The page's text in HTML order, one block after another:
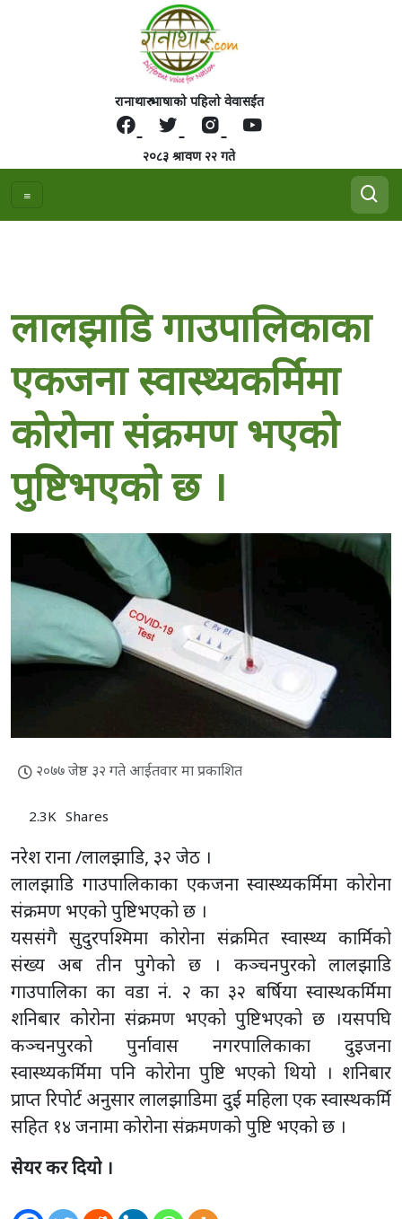
रानाथारु भाषाको पहिलो वेवासईत
२०८३ श्रावण २२ गते
लालझाडि गाउपालिकाका
एकजना स्वास्थ्यकर्मिमा
कोरोना संक्रमण भएको
पुष्टिभएको छ ।
२०७७ जेष्ठ ३२ गते आईतवार मा प्रकाशित
2.3K Shares
नरेश राना /लालझाडि, ३२ जेठ ।
लालझाडि गाउपालिकाका एकजना स्वास्थ्यकर्मिमा कोरोना
संक्रमण भएको पुष्टिभएको छ ।
यससंगै सुदुरपश्मिमा कोरोना संक्रमित स्वास्थ्य कार्मिको
संख्य अब तीन पुगेको छ । कञ्चनपुरको लालझाडि
गाउपालिका का वडा नं. २ का ३२ बर्षिया स्वास्थकर्मिमा
शनिबार कोरोना संक्रमण भएको पुष्टिभएको छ ।यसपघि
कञ्चनपुरको पुर्नावास नगरपालिकाका दुइजना
स्वास्थ्यकर्मिमा पनि कोरोना पुष्टि भएको थियो । शनिबार
प्राप्त रिपोर्ट अनुसार लालझाडिमा दुई महिला एक स्वास्थकर्मि
सहित १४ जनामा कोरोना संक्रमणको पुष्टि भएको छ ।
सेयर कर दियो ।